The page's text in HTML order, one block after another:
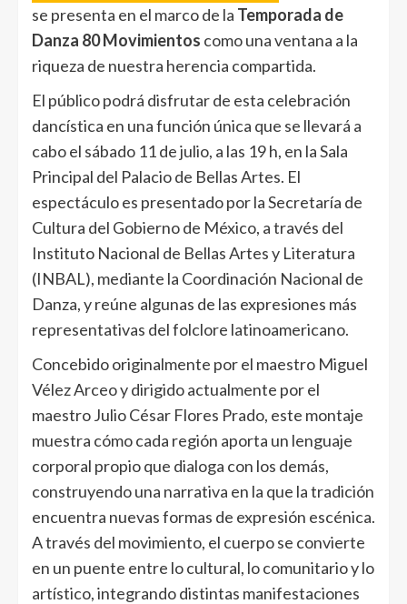
se presenta en el marco de la Temporada de
Danza 80 Movimientos como una ventana a la
riqueza de nuestra herencia compartida.
El público podrá disfrutar de esta celebración
dancística en una función única que se llevará a
cabo el sábado 11 de julio, a las 19 h, en la Sala
Principal del Palacio de Bellas Artes. El
espectáculo es presentado por la Secretaría de
Cultura del Gobierno de México, a través del
Instituto Nacional de Bellas Artes y Literatura
(INBAL), mediante la Coordinación Nacional de
Danza, y reúne algunas de las expresiones más
representativas del folclore latinoamericano.
Concebido originalmente por el maestro Miguel
Vélez Arceo y dirigido actualmente por el
maestro Julio César Flores Prado, este montaje
muestra cómo cada región aporta un lenguaje
corporal propio que dialoga con los demás,
construyendo una narrativa en la que la tradición
encuentra nuevas formas de expresión escénica.
A través del movimiento, el cuerpo se convierte
en un puente entre lo cultural, lo comunitario y lo
artístico, integrando distintas manifestaciones